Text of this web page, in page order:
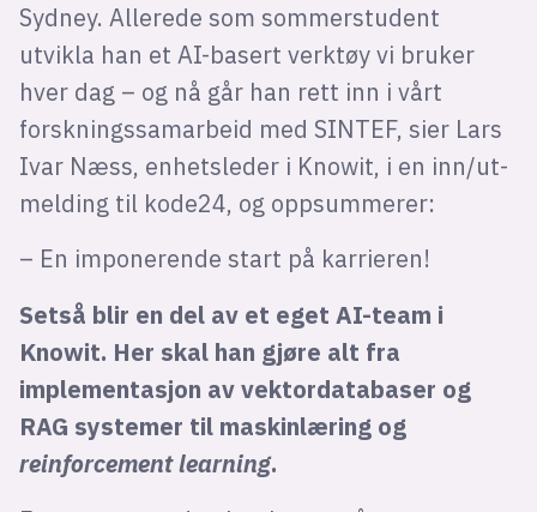
Sydney. Allerede som sommerstudent
utvikla han et AI-basert verktøy vi bruker
hver dag – og nå går han rett inn i vårt
forskningssamarbeid med SINTEF, sier Lars
Ivar Næss, enhetsleder i Knowit, i en inn/ut-
melding til kode24, og oppsummerer:
– En imponerende start på karrieren!
Setså blir en del av et eget AI-team i
Knowit. Her skal han gjøre alt fra
implementasjon av vektordatabaser og
RAG systemer til maskinlæring og
reinforcement learning.